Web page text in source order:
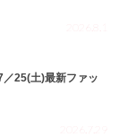
／25(土)最新ファッ